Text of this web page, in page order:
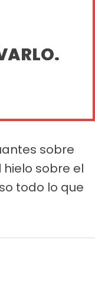
sobre
sobre el
todo lo que